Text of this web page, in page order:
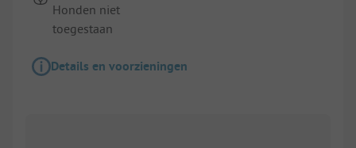
Honden niet
toegestaan
Details en voorzieningen